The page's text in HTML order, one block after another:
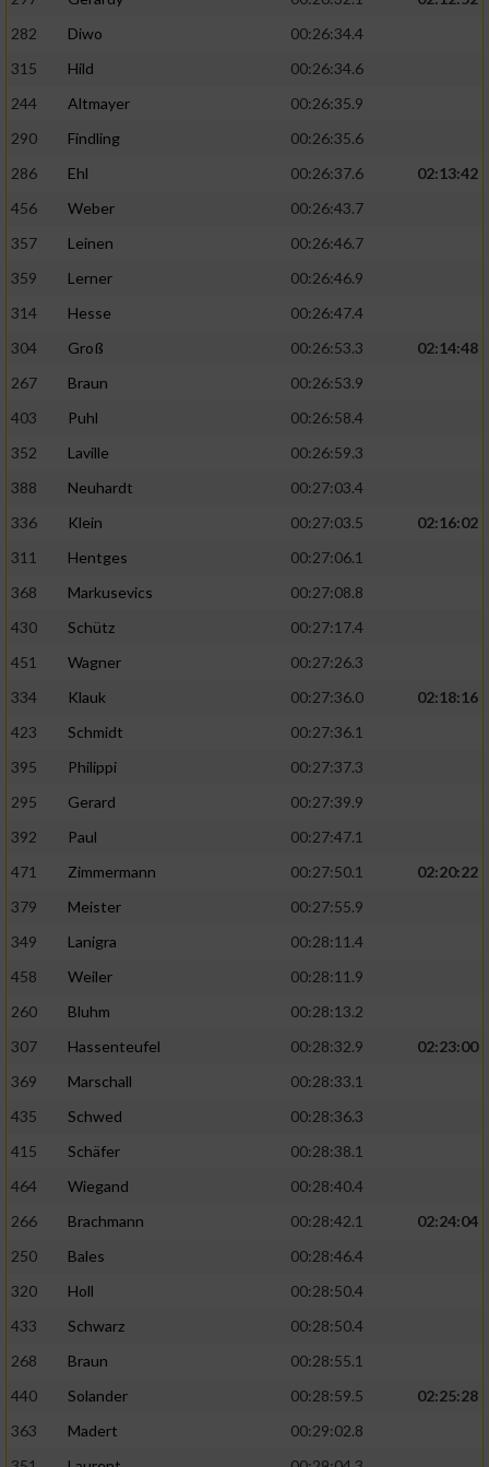
282
Diwo
00:26:34.4
315
Hild
00:26:34.6
244
Altmayer
00:26:35.9
290
Findling
00:26:35.6
286
Ehl 00:26:37.6
02:13:42
456
Weber
00:26:43.7
357
Leinen
00:26:46.7
359
Lerner
00:26:46.9
314
Hesse
00:26:47.4
304
Groß 00:26:53.3
02:14:48
267
Braun
00:26:53.9
403
Puhl
00:26:58.4
352
Laville
00:26:59.3
388
Neuhardt
00:27:03.4
336
Klein 00:27:03.5
02:16:02
311
Hentges
00:27:06.1
368
Markusevics
00:27:08.8
430
Schütz
00:27:17.4
451
Wagner
00:27:26.3
334
Klauk 00:27:36.0
02:18:16
423
Schmidt
00:27:36.1
395
Philippi
00:27:37.3
295
Gerard
00:27:39.9
392
Paul
00:27:47.1
471
Zimmermann 00:27:50.1
02:20:22
379
Meister
00:27:55.9
349
Lanigra
00:28:11.4
458
Weiler
00:28:11.9
260
Bluhm
00:28:13.2
307
Hassenteufel 00:28:32.9
02:23:00
369
Marschall
00:28:33.1
435
Schwed
00:28:36.3
415
Schäfer
00:28:38.1
464
Wiegand
00:28:40.4
266
Brachmann 00:28:42.1
02:24:04
250
Bales
00:28:46.4
320
Holl
00:28:50.4
433
Schwarz
00:28:50.4
268
Braun
00:28:55.1
440
Solander 00:28:59.5
02:25:28
363
Madert
00:29:02.8